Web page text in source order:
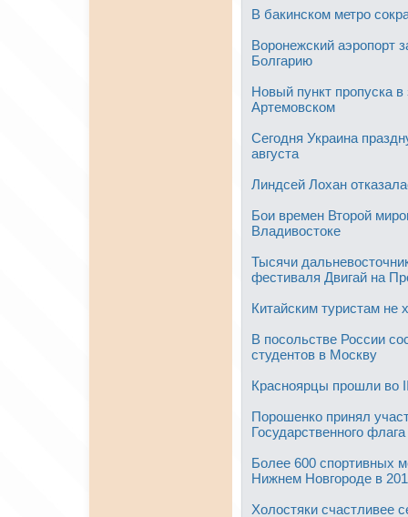
В бакинском метро
Воронежский аэропорт
Болгарию
Новый пункт пропуска
Артемовском
Сегодня Украина
августа
Линдсей Лохан
Бои времен Второй
Владивостоке
Тысячи
фестиваля Двигай на
Китайским туристам не
В посольстве России
студентов в Москву
Красноярцы прошли во II
Порошенко принял
Государственного
Более 600 спортивных
Нижнем Новгороде в
Холостяки счастливее